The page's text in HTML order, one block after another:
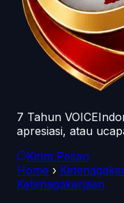
7 Tahun
apresiasi, atau
Kirim Pesan
Home ›
Ketenagakerjaan